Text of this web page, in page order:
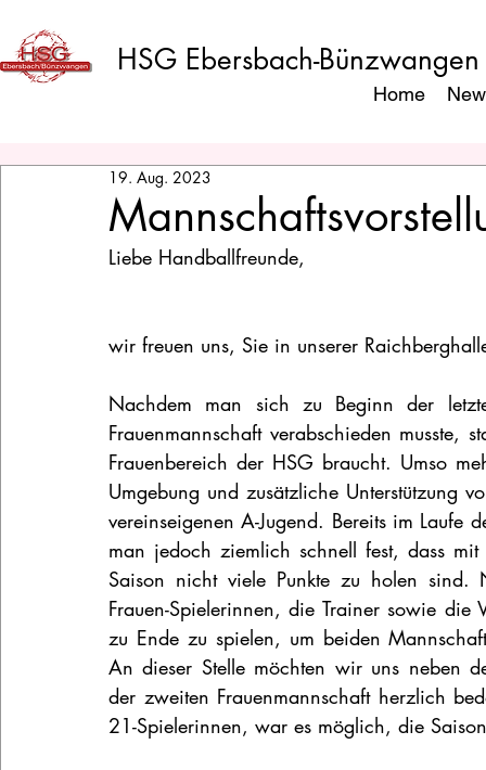
HSG Ebersbach-Bünzwangen
Home
19. Aug. 2023
Liebe Handballfreunde,
wir freuen uns, Sie in unserer
Nachdem man sich zu Beginn der
Frauenmannschaft verabschieden musste,
Frauenbereich der HSG braucht. Umso
Umgebung und zusätzliche Unterstützung
vereinseigenen A-Jugend. Bereits im Laufe
man jedoch ziemlich schnell fest, dass
Saison nicht viele Punkte zu holen sind.
Frauen-Spielerinnen, die Trainer sowie die
zu Ende zu spielen, um beiden
An dieser Stelle möchten wir uns neben
der zweiten Frauenmannschaft herzlich
21-Spielerinnen, war es möglich, die